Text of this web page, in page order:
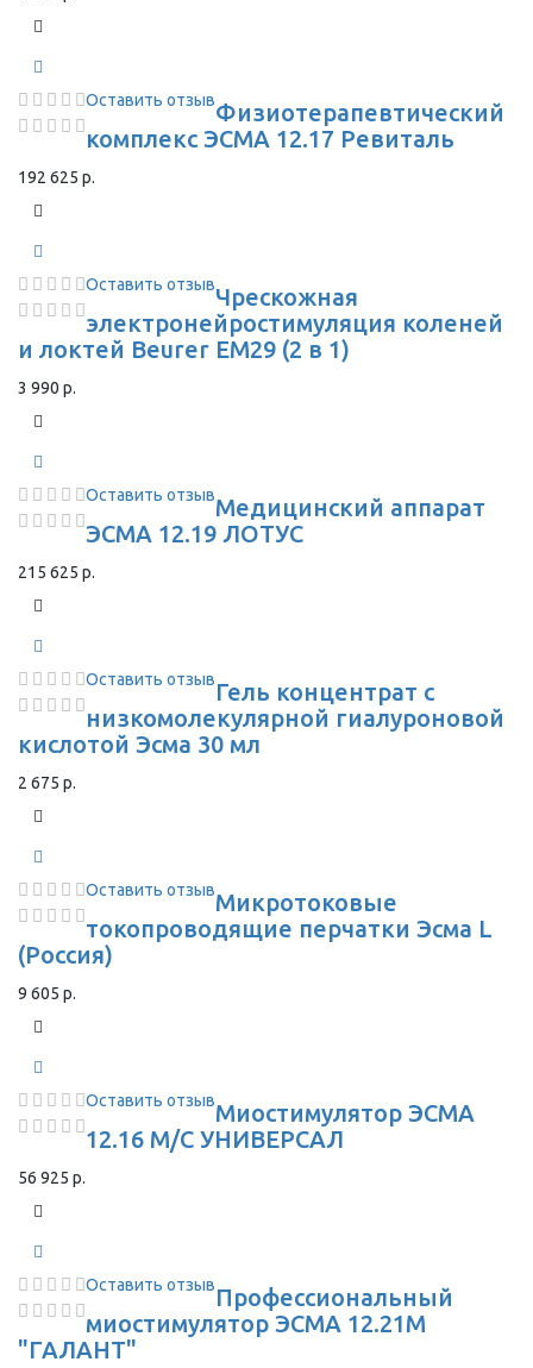
Оставить отзывФизиотерапевтический
комплекс ЭСМА 12.17 Ревиталь
192 625 р.
Оставить отзывЧрескожная
электронейростимуляция коленей
и локтей Beurer EM29 (2 в 1)
3 990 р.
Оставить отзывМедицинский аппарат
ЭСМА 12.19 ЛОТУС
215 625 р.
Оставить отзывГель концентрат с
низкомолекулярной гиалуроновой
кислотой Эсма 30 мл
2 675 р.
Оставить отзывМикротоковые
токопроводящие перчатки Эсма L
(Россия)
9 605 р.
Оставить отзывМиостимулятор ЭСМА
12.16 М/С УНИВЕРСАЛ
56 925 р.
Оставить отзывПрофессиональный
миостимулятор ЭСМА 12.21М
"ГАЛАНТ"